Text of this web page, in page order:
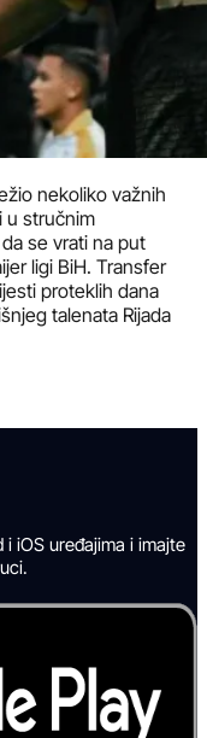
nekoliko važnih
u stručnim
se vrati na put
ligi BiH. Transfer
proteklih dana
talenata Rijada
i iOS uređajima i imajte